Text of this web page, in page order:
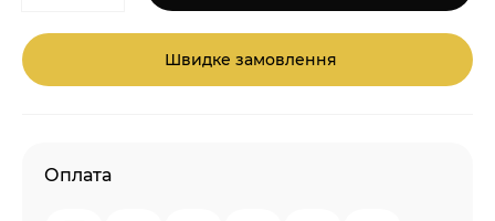
Швидке замовлення
Оплата